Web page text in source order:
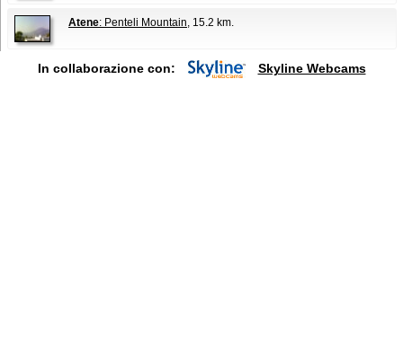
Atene: Penteli Mountain , 15.2 km.
In collaborazione con: Skyline Webcams